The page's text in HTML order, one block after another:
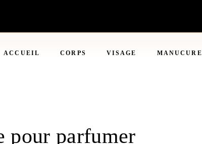
ACCUEIL CORPS VISAGE MANUCURE
pour parfumer